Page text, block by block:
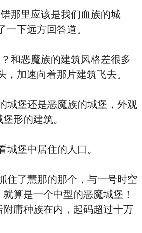
里应该是我们血族的城
一下远方回答道。
恶魔族的建筑风格差很多
，加速向着那片建筑飞去。
堡还是恶魔族的城堡，外观
形的建筑。
堡中居住的人口。
了慧那的那个，与一号时空
算是一个中型的恶魔城堡！
庸种族在内，起码超过十万